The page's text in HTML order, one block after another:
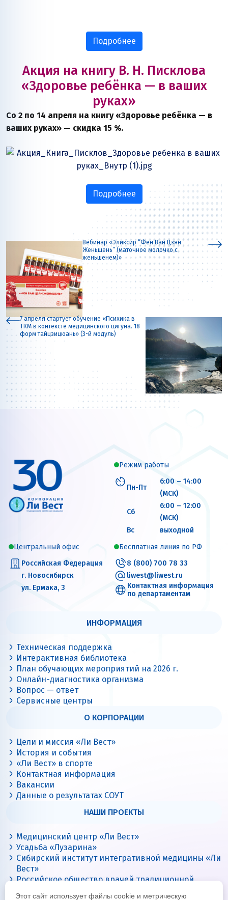
Подробнее
Акция на книгу В. Н. Писклова
«Здоровье ребёнка — в ваших
руках»
Со 2 по 14 апреля на книгу «Здоровье ребёнка — в
ваших руках» — скидка 15 %.
Подробнее
7 апреля стартует обучение «Психика в
ТКМ в контексте медицинского цигуна. 18
форм тайцзицюань» (3-й модуль)
Вебинар «Эликсир “Фен Ван Цзян
Женьшень” (маточное молочко с
женьшенем)»
Режим работы
Пн-Пт
6:00 – 14:00
(МСК)
Сб
6:00 – 12:00
(МСК)
Вс
выходной
Центральный офис
Российская Федерация
г. Новосибирск
ул. Ермака, 3
Бесплатная линия по РФ
8 (800) 700 78 33
liwest@liwest.ru
Контактная информация
по департаментам
ИНФОРМАЦИЯ
Техническая поддержка
Интерактивная библиотека
План обучающих мероприятий на 2026 г.
Онлайн-диагностика организма
Вопрос — ответ
Сервисные центры
О КОРПОРАЦИИ
Цели и миссия «Ли Вест»
История и события
«Ли Вест» в спорте
Контактная информация
Вакансии
Данные о результатах СОУТ
НАШИ ПРОЕКТЫ
Медицинский центр «Ли Вест»
Усадьба «Лузарина»
Сибирский институт интегративной медицины «Ли
Вест»
Российское общество врачей традиционной
Этот сайт использует файлы cookie и метрическую